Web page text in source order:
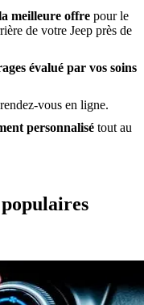
meilleure offre pour le
de votre Jeep près de
évalué par vos soins
vous en ligne.
personnalisé tout au